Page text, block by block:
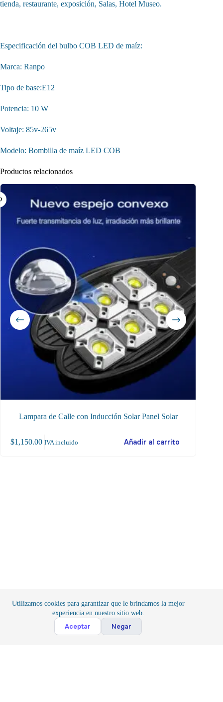
Utilizamos cookies para garantizar que le brindamos la mejor
experiencia en nuestro sitio web.
Aceptar Negar
tienda, restaurante, exposición, Salas, Hotel Museo.
Especificación del bulbo COB LED de maíz:
Marca: Ranpo
Tipo de base:E12
Potencia: 10 W
Voltaje: 85v-265v
Modelo: Bombilla de maíz LED COB
Productos relacionados
Lampara de Calle con Inducción Solar Panel Solar
$1,150.00 IVA incluido Añadir al carrito